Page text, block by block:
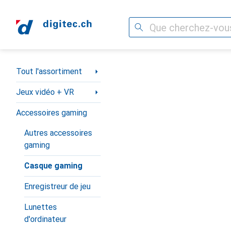
Recherche
Navigation par catégorie
Tout l'assortiment
Jeux vidéo + VR
Accessoires gaming
Autres accessoires
gaming
Casque gaming
Enregistreur de jeu
Lunettes
d'ordinateur